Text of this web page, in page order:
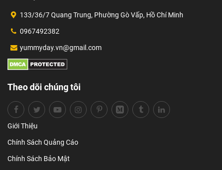
133/36/7 Quang Trung, Phường Gò Vấp, Hồ Chí Minh
0967492382
yummyday.vn@gmail.com
Theo dõi chúng tôi
Giới Thiệu
Chính Sách Quảng Cáo
Chính Sách Bảo Mật